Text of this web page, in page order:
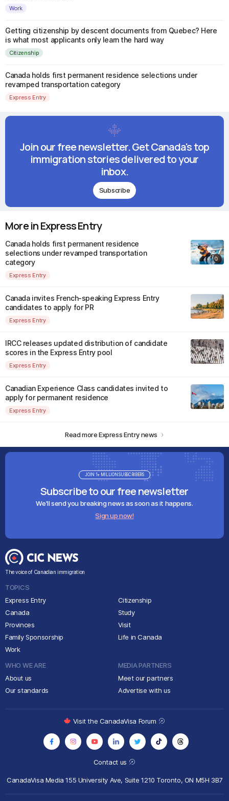
Work
Getting citizenship by descent documents from Quebec? Here
is what most applicants only learn the hard way
Citizenship
Canada holds first permanent residence selections under
revamped transportation category
Express Entry
Join our free newsletter. Get Canada's top
immigration stories delivered to your
inbox.
Subscribe
More in Express Entry
Canada holds first permanent residence
selections under revamped transportation
category
Express Entry
Canada invites French-speaking Express Entry
candidates to apply for PR
Express Entry
IRCC releases updated distribution of candidate
scores in the Express Entry pool
Express Entry
Canadian Experience Class candidates invited to
apply for permanent residence
Express Entry
Read more Express Entry news
Subscribe to our free newsletter
We'll send you breaking news as soon as it happens.
Sign up now!
JOIN 1+ MILLION SUBSCRIBERS
The voice of Canadian immigration
TOPICS
Express Entry
Canada
Provinces
Family Sponsorship
Work
Citizenship
Study
Visit
Life in Canada
WHO WE ARE
About us
Our standards
MEDIA PARTNERS
Meet our partners
Advertise with us
Contact us
CanadaVisa Media155 University Ave, Suite 1210 Toronto, ON M5H 3B7
Visit the CanadaVisa Forum